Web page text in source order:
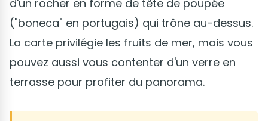
d'un rocher en forme de tête de poupée
("boneca" en portugais) qui trône au-dessus.
La carte privilégie les fruits de mer, mais vous
pouvez aussi vous contenter d'un verre en
terrasse pour profiter du panorama.